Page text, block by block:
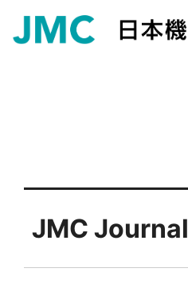
JMC Journal